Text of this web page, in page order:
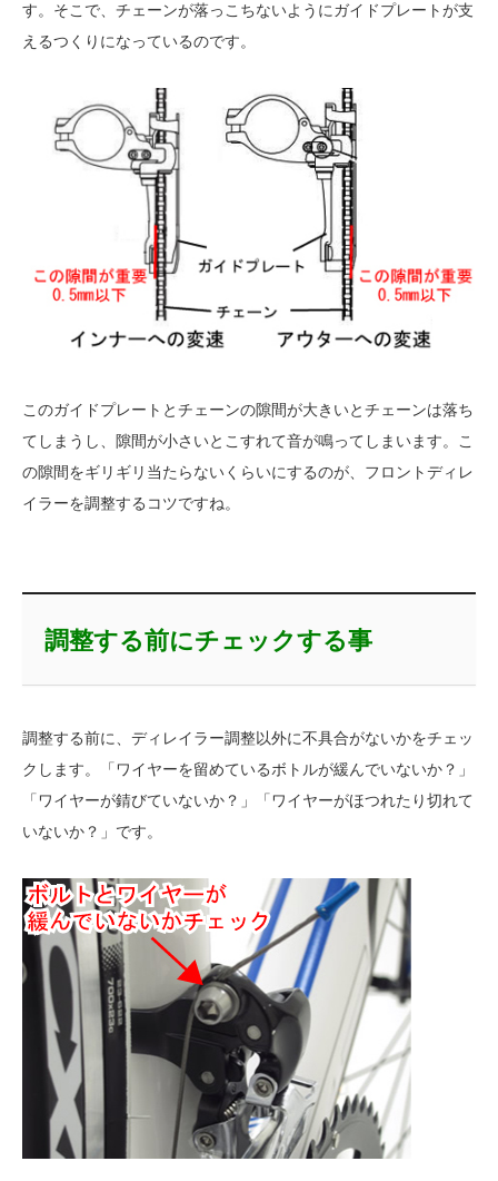
す。そこで、チェーンが落っこちないようにガイドプレートが支
えるつくりになっているのです。
このガイドプレートとチェーンの隙間が大きいとチェーンは落ち
てしまうし、隙間が小さいとこすれて音が鳴ってしまいます。こ
の隙間をギリギリ当たらないくらいにするのが、フロントディレ
イラーを調整するコツですね。
調整する前にチェックする事
調整する前に、ディレイラー調整以外に不具合がないかをチェッ
クします。「ワイヤーを留めているボトルが緩んでいないか？」
「ワイヤーが錆びていないか？」「ワイヤーがほつれたり切れて
いないか？」です。